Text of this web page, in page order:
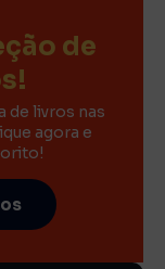
de
de livros nas
agora e